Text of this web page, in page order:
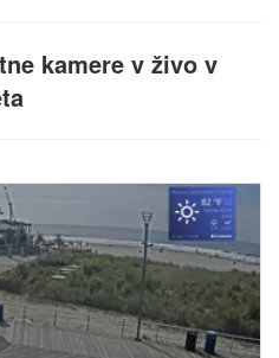
kamere v živo v